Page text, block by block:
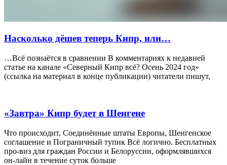
Насколько дёшев теперь Кипр, или…
…Всё познаётся в сравнении В комментариях к недавней
статье на канале «Северный Кипр всё? Осень 2024 год»
(ссылка на материал в конце публикации) читатели пишут,
«Завтра» Кипр будет в Шенгене
Что происходит, Соединённые штаты Европы, Шенгенское
соглашение и Пограничный тупик Всё логично. Бесплатных
про-виз для граждан России и Белоруссии, оформлявшихся
он-лайн в течение суток больше